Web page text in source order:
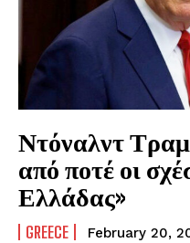
Ντόναλντ
από ποτέ οι
Ελλάδας»
GREECE February 20,